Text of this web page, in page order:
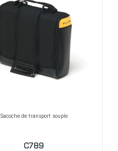
Sacoche de transport souple
C789